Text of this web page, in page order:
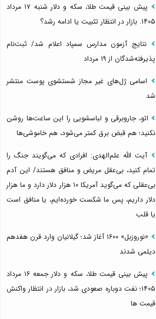
پیش بینی قیمت طلا، سکه و دلار شنبه ۱۷ مرداد
۱۴۰۵. بازار در انتظار تثبیت یا ادامه رشد؟
نتایج آزمون مدارس سمپاد اعلام شد/ ثبت‌نام
پذیرفته‌شدگان از ۱۹ مرداد
اسامی ژل‌های غیر مجاز شستشوی پوست منتشر
شد
اتو، جاروبرقی و لباسشویی را این ساعت‌ها روشن
نکنید؛ هم قبض برق کمتر می‌شود، هم خاموشی‌ها
آیت الله علم‌الهدی: افرادی که می‌گویند جنگ را
تمام کنید، بی‌عقل مریض و منافق هستند/ این آدم
بی‌عقلی که می‌گوید آمریکا ۱۰ هزار دلار دارد و ما هزار
دلار داریم، پس ما شکست خورده‌ایم، یا منافق است
یا قلب
«نوروزبل» ۱۶۰۰ آغاز شد؛ گیلانیان وارد قرن هفدهم
دیلمی شدند
پیش بینی قیمت طلا، سکه و دلار جمعه ۱۶ مرداد
۱۴۰۵؛ نفت دوباره صعودی شد، بازار در انتظار واکنش
قیمت ها